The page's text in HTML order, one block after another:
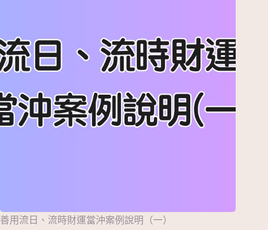
善用流日、流時財運當沖案例說明（一）